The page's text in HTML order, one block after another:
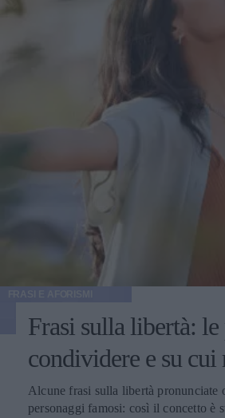
Frasi sulla libertà:
condividere e su
Alcune frasi sulla libertà pronunciate
personaggi famosi: così il concetto è